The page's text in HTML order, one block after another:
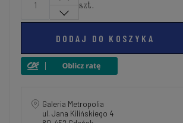
szt.
DODAJ DO KOSZYKA
Galeria Metropolia
ul. Jana Kilińskiego 4